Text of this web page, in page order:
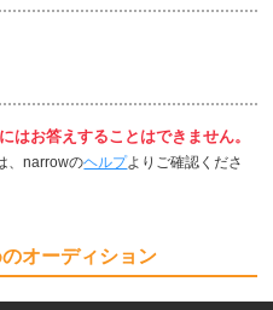
お答えすることはできません。
、narrowのヘルプよりご確認くださ
オーディション